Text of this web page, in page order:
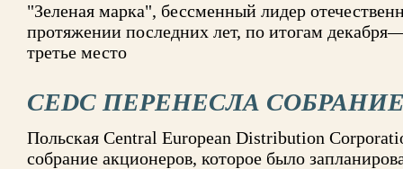
"Зеленая марка", бессменный лидер
протяжении последних лет, по итогам
третье место
CEDC ПЕРЕНЕСЛА
Польская Central European Distribution
собрание акционеров, которое было